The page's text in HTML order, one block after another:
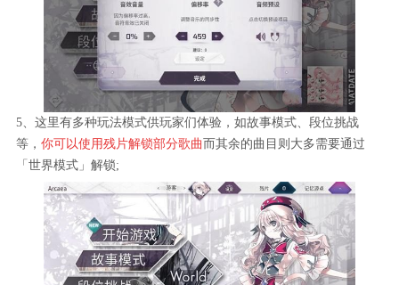
5、这里有多种玩法模式供玩家们体验，如故事模式、段位挑战
等， 你可以使用残片解锁部分歌曲 而其余的曲目则大多需要通过
「世界模式」解锁;